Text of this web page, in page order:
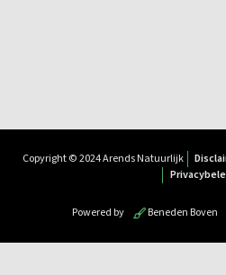
Copyright © 2024 Arends Natuurlijk
Powered by Beneden Boven